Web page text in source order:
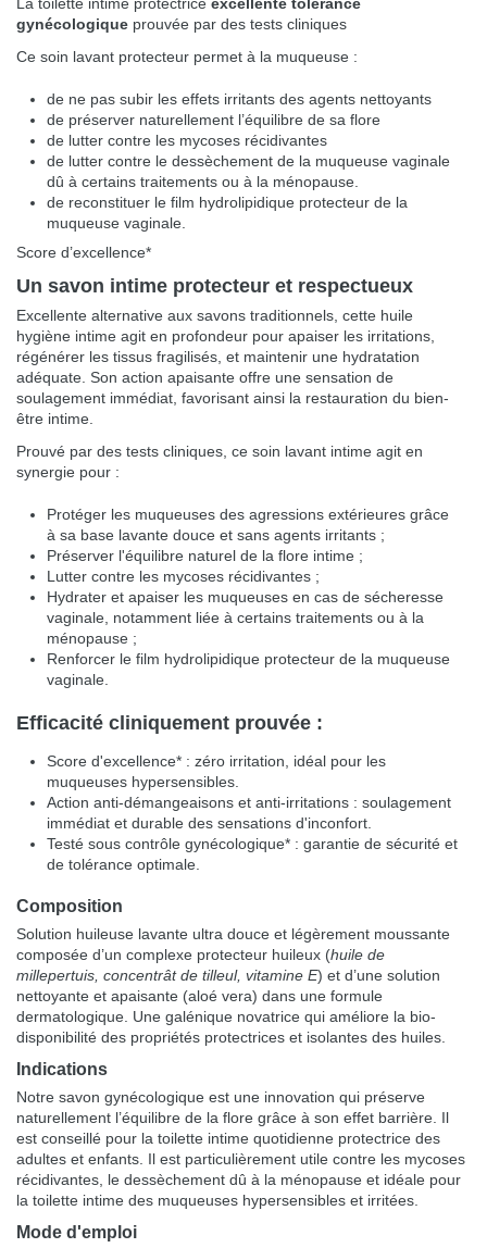
gynécologique prouvée par des tests cliniques
Ce soin lavant protecteur permet à la muqueuse :
de ne pas subir les effets irritants des agents nettoyants
de préserver naturellement l’équilibre de sa flore
de lutter contre les mycoses récidivantes
de lutter contre le dessèchement de la muqueuse vaginale
dû à certains traitements ou à la ménopause.
de reconstituer le film hydrolipidique protecteur de la
muqueuse vaginale.
Score d’excellence*
Un savon intime protecteur et respectueux
Excellente alternative aux savons traditionnels, cette huile
hygiène intime agit en profondeur pour apaiser les irritations,
régénérer les tissus fragilisés, et maintenir une hydratation
adéquate. Son action apaisante offre une sensation de
soulagement immédiat, favorisant ainsi la restauration du bien-
être intime.
Prouvé par des tests cliniques, ce soin lavant intime agit en
synergie pour :
Protéger les muqueuses des agressions extérieures grâce
à sa base lavante douce et sans agents irritants ;
Préserver l'équilibre naturel de la flore intime ;
Lutter contre les mycoses récidivantes ;
Hydrater et apaiser les muqueuses en cas de sécheresse
vaginale, notamment liée à certains traitements ou à la
ménopause ;
Renforcer le film hydrolipidique protecteur de la muqueuse
vaginale.
Efficacité cliniquement prouvée :
Score d'excellence* : zéro irritation, idéal pour les
muqueuses hypersensibles.
Action anti-démangeaisons et anti-irritations : soulagement
immédiat et durable des sensations d'inconfort.
Testé sous contrôle gynécologique* : garantie de sécurité et
de tolérance optimale.
Composition
Solution huileuse lavante ultra douce et légèrement moussante
composée d’un complexe protecteur huileux (huile de
millepertuis, concentrât de tilleul, vitamine E) et d’une solution
nettoyante et apaisante (aloé vera) dans une formule
dermatologique. Une galénique novatrice qui améliore la bio-
disponibilité des propriétés protectrices et isolantes des huiles.
Indications
Notre savon gynécologique est une innovation qui préserve
naturellement l’équilibre de la flore grâce à son effet barrière. Il
est conseillé pour la toilette intime quotidienne protectrice des
adultes et enfants. Il est particulièrement utile contre les mycoses
récidivantes, le dessèchement dû à la ménopause et idéale pour
la toilette intime des muqueuses hypersensibles et irritées.
Mode d'emploi